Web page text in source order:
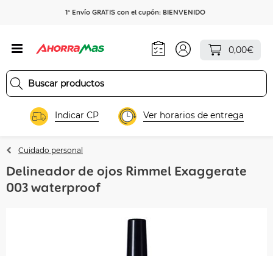
1º Envío GRATIS con el cupón: BIENVENIDO
0,00€
Indicar CP Ver horarios de entrega
Cuidado personal
Delineador de ojos Rimmel Exaggerate
003 waterproof